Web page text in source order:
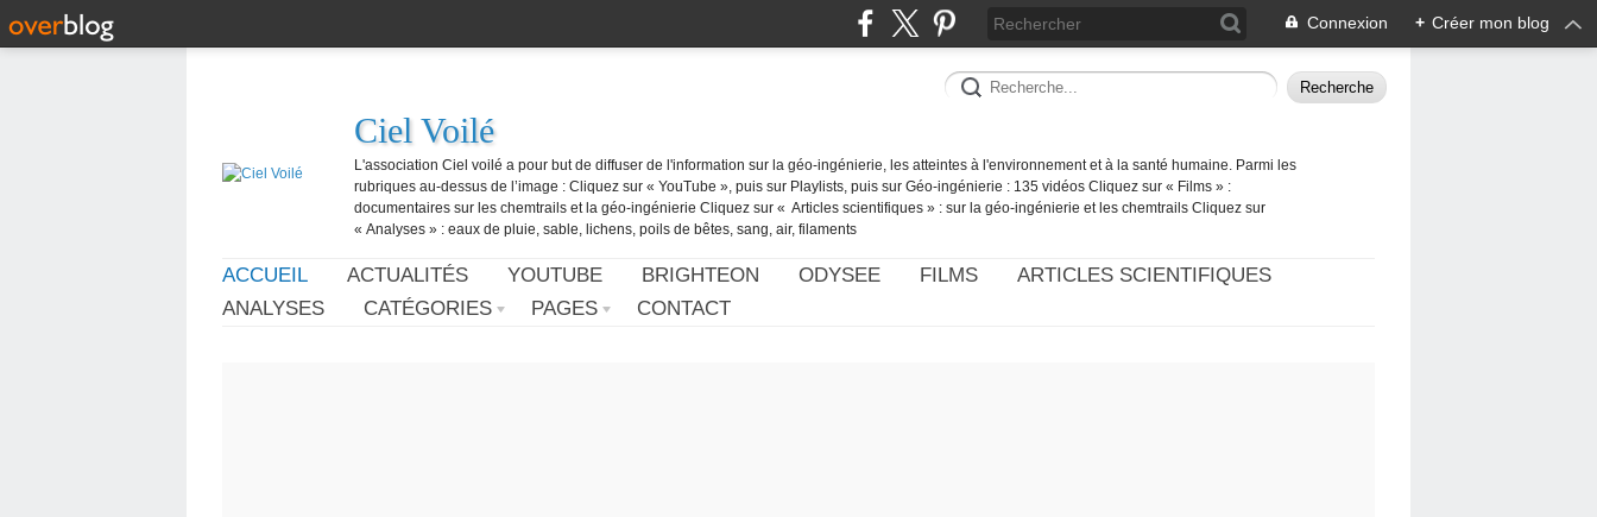
Connexion + Créer mon blog
Ciel Voilé
L'association Ciel voilé a pour but de diffuser de l'information sur la géo-ingénierie, les atteintes à l'environnement et à la santé humaine. Parmi les
rubriques au-dessus de l’image : Cliquez sur « YouTube », puis sur Playlists, puis sur Géo-ingénierie : 135 vidéos Cliquez sur « Films » :
documentaires sur les chemtrails et la géo-ingénierie Cliquez sur « Articles scientifiques » : sur la géo-ingénierie et les chemtrails Cliquez sur
« Analyses » : eaux de pluie, sable, lichens, poils de bêtes, sang, air, filaments
ACCUEIL ACTUALITÉS YOUTUBE BRIGHTEON ODYSEE FILMS
ARTICLES SCIENTIFIQUES
ANALYSES
CATÉGORIES PAGES CONTACT